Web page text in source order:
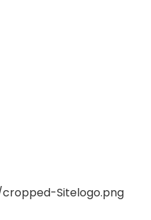
Sitelogo.png